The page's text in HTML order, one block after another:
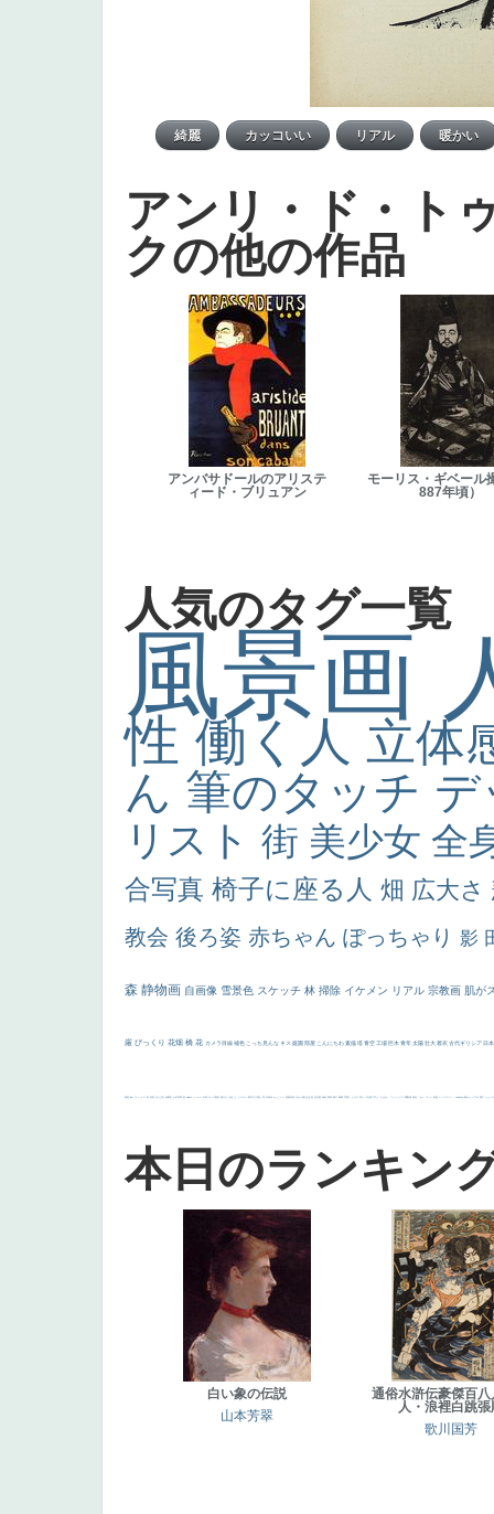
アンリ・ド・ト
クの他の作品
アンバサドールのアリステ
ィード・ブリュアン
モーリス・ギベール
887年頃）
人気のタグ一覧
風景画
性 働く人 立体
ん 筆のタッチ
リスト 街 美少女 全
合写真 椅子に座る人 畑 広大さ
教会 後ろ姿 赤ちゃん ぽっちゃり 影
森 静物画 自画像 雪景色 スケッチ 林 掃除 イケメン リアル 宗教画 肌が
厳 びっくり 花畑 橋 花 カメラ目線 補色 こっち見んな キス 庭園 部屋 こんにちわ 素描 塔 青空 工場 巨木 青年 太陽 壮大 着衣 古代ギリシア 日
画質 last ヴィーナス 剣 白人少女 食事中 山本芳翠 麦 alciato ハーレム 女神 ローマ教皇 奥行き 火起こし シスター 東方の三博士 114514 かっこいい 受胎告知 天から覗き込む顔 設計図 挿絵 群衆 親子 裸婦 可愛い ピサロ ＃名画で学ぶ「たるみ」 ニーソックス 躍動感 黄色 こわい コート 畦道 レンブラント・ sekkusu 暖かい バブみ 靴下 ショッ
本日のランキン
白い象の伝説
山本芳翠
通俗水滸伝豪傑百八
人・浪裡白跳張
歌川国芳